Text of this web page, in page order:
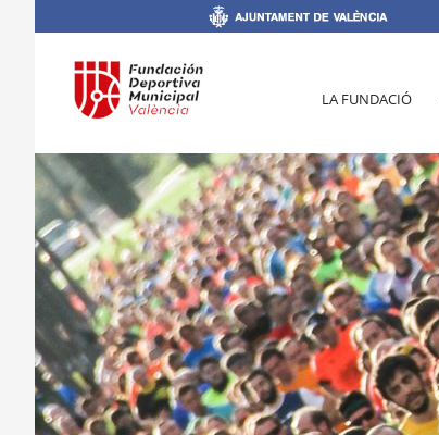
LA FUNDACIÓ